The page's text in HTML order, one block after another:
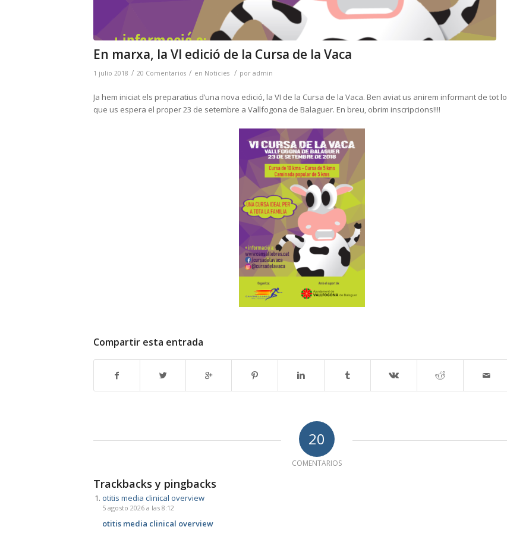
En marxa, la VI edició de la Cursa de la Vaca
1 julio 2018 / 20 Comentarios / en Noticies / por admin
Ja hem iniciat els preparatius d’una nova edició, la VI de la Cursa de la Vaca. Ben aviat us anirem informant de tot lo
que us espera el proper 23 de setembre a Vallfogona de Balaguer. En breu, obrim inscripcions!!!!
Compartir esta entrada
20
COMENTARIOS
Trackbacks y pingbacks
otitis media clinical overview
5 agosto 2026 a las 8:12
otitis media clinical overview